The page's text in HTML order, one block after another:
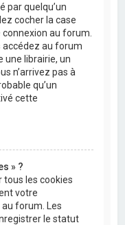
par quelqu’un
cocher la case
au forum.
accédez au forum
une librairie, un
n’arrivez pas à
qu’un
cette
» ?
les cookies
votre
forum. Les
le statut